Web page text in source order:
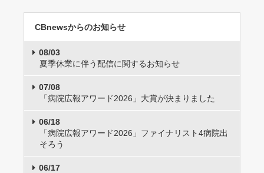
CBnewsからのお知らせ
08/03
夏季休業に伴う配信に関するお知らせ
07/08
「病院広報アワード2026」大賞が決まりました
06/18
「病院広報アワード2026」ファイナリスト4病院出
そろう
06/17